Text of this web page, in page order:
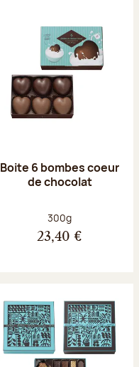
Boite 6 bombes coeur
de chocolat
Poids net :
300g
23,40 €